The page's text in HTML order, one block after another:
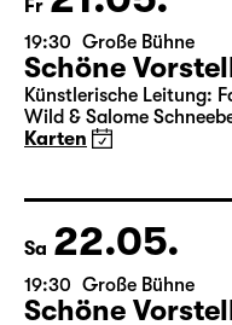
Fr 21.05.
19:30 Große Bühne
Schöne
Wild & Salome
Karten